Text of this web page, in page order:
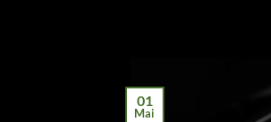
01
Mai